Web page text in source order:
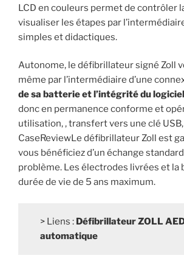
LCD en couleurs permet de contrôler
visualiser les étapes par
simples et didactiques.
Autonome, le défibrillateur signé Zoll
même par l’intermédiaire d’une
de sa batterie et l’intégrité du logiciel
donc en permanence conforme et
utilisation, , transfert vers une clé
CaseReviewLe défibrillateur Zoll est
vous bénéficiez d’un échange
problème. Les électrodes livrées et la
durée de vie de 5 ans maximum.
> Liens : Défibrillateur ZOLL
automatique